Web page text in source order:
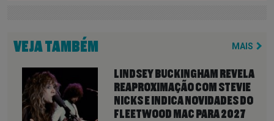
VEJA TAMBÉM MAIS
LINDSEY BUCKINGHAM REVELA
REAPROXIMAÇÃO COM STEVIE
NICKS E INDICA NOVIDADES DO
FLEETWOOD MAC PARA 2027